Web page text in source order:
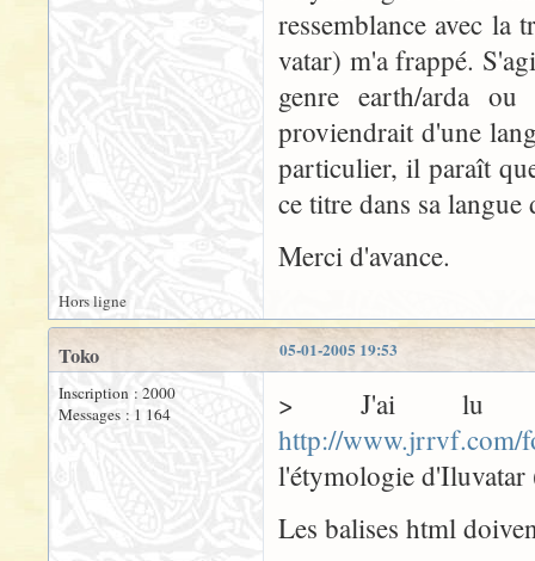
ressemblance avec la
vatar) m'a frappé.
genre earth/arda
proviendrait d'une
particulier, il paraît
ce titre dans sa
Merci d'avance.
Hors ligne
05-01-2005 19:53
Toko
Inscription : 2000
Messages : 1 164
> J'ai lu
http://
l'étymologie
Les balises html